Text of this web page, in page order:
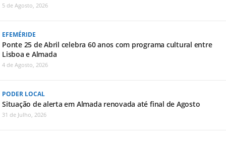
5 de Agosto, 2026
EFEMÉRIDE
Ponte 25 de Abril celebra 60 anos com programa cultural entre
Lisboa e Almada
4 de Agosto, 2026
PODER LOCAL
Situação de alerta em Almada renovada até final de Agosto
31 de Julho, 2026